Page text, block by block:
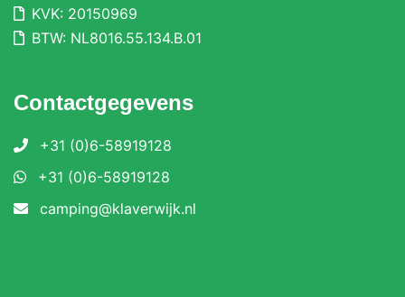
KVK: 20150969
BTW: NL8016.55.134.B.01
Contactgegevens
+31 (0)6-58919128
+31 (0)6-58919128
camping@klaverwijk.nl